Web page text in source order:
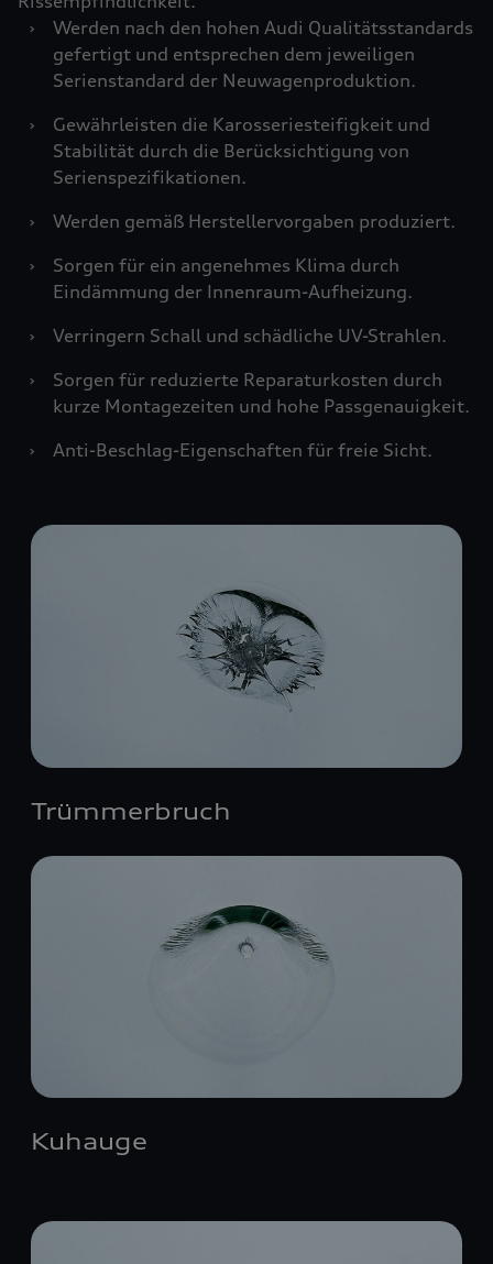
›
Werden nach den hohen Audi Qualitätsstandards
gefertigt und entsprechen dem jeweiligen
Serienstandard der Neuwagenproduktion.
›
Gewährleisten die Karosseriesteifigkeit und
Stabilität durch die Berücksichtigung von
Serienspezifikationen.
›
Werden gemäß Herstellervorgaben produziert.
›
Sorgen für ein angenehmes Klima durch
Eindämmung der Innenraum-Aufheizung.
›
Verringern Schall und schädliche UV-Strahlen.
›
Sorgen für reduzierte Reparaturkosten durch
kurze Montagezeiten und hohe Passgenauigkeit.
›
Anti-Beschlag-Eigenschaften für freie Sicht.
Trümmerbruch
Kuhauge